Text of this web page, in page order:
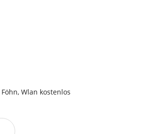
Föhn, Wlan kostenlos